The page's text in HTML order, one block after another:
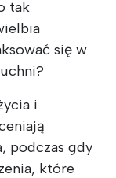
tak
się w
i
podczas gdy
które